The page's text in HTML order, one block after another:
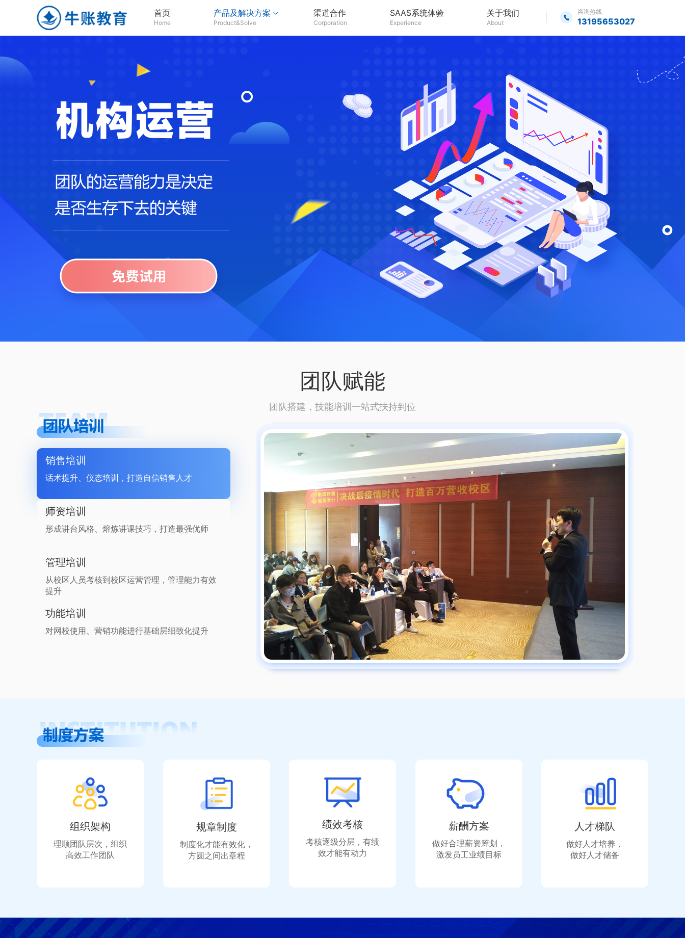
首页
Home
产品及解决方案
Product&Solve
渠道合作
Corporation
SAAS系统体验
Experience
关于我们
About
咨询热线
13195653027
团队赋能
团队搭建，技能培训一站式扶持到位
销售培训
话术提升、仪态培训，打造自信销售人才
师资培训
形成讲台风格、熔炼讲课技巧，打造最强优师
管理培训
从校区人员考核到校区运营管理，管理能力有效
提升
功能培训
对网校使用、营销功能进行基础层细致化提升
组织架构
理顺团队层次，组织
高效工作团队
规章制度
制度化才能有效化，
方圆之间出章程
绩效考核
考核逐级分层，有绩
效才能有动力
薪酬方案
做好合理薪资筹划，
激发员工业绩目标
人才梯队
做好人才培养，
做好人才储备